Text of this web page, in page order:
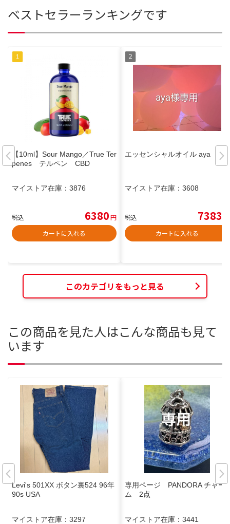
ベストセラーランキングです
【10ml】Sour Mango／True Ter
penes テルペン CBD
マイストア在庫： 3876
税込 6380円
カートに入れる
エッセンシャルオイル aya
マイストア在庫： 3608
税込 7383
カートに入れる
このカテゴリをもっと見る
この商品を見た人はこんな商品も見て
います
Levi's 501XX ボタン裏524 96年
90s USA
マイストア在庫： 3297
専用ページ PANDORA チャー
ム 2点
マイストア在庫： 3441